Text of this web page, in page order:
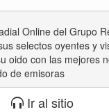
Online del Grupo
selectos oyentes y
oido con las mejores
de emisoras
Ir al sitio